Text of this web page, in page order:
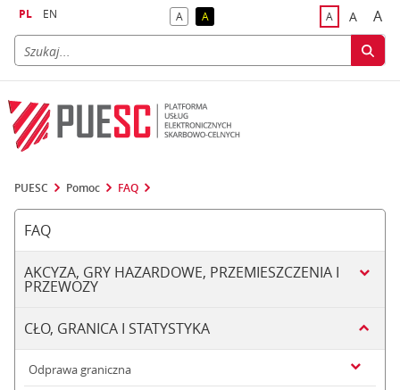
PL EN Akontrast domyślny
Akontrast żółty tekst na czarnym tle
Adomyślna
A A
PUESC Pomoc FAQ
FAQ
AKCYZA, GRY HAZARDOWE, PRZEMIESZCZENIA I
PRZEWOZY
CŁO, GRANICA I STATYSTYKA
Odprawa graniczna